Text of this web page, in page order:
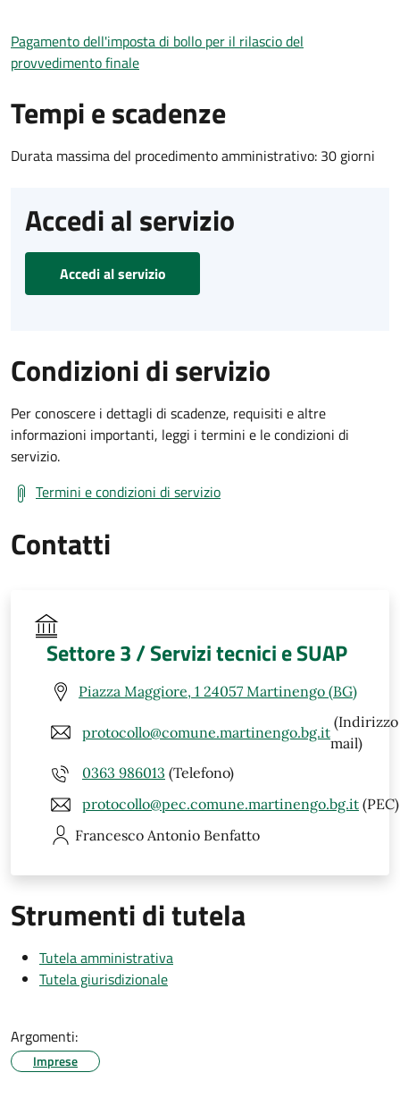
Pagamento dell'imposta di bollo per il rilascio del
provvedimento finale
Tempi e scadenze
Durata massima del procedimento amministrativo: 30 giorni
Accedi al servizio
Accedi al servizio
Condizioni di servizio
Per conoscere i dettagli di scadenze, requisiti e altre
informazioni importanti, leggi i termini e le condizioni di
servizio.
Termini e condizioni di servizio
Contatti
Settore 3 / Servizi tecnici e SUAP
Piazza Maggiore, 1 24057 Martinengo (BG)
protocollo@comune.martinengo.bg.it
(Indirizzo
mail)
0363 986013 (Telefono)
protocollo@pec.comune.martinengo.bg.it (PEC)
Francesco Antonio Benfatto
Strumenti di tutela
Tutela amministrativa
Tutela giurisdizionale
Argomenti:
Imprese